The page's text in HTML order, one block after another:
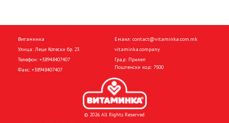
Витаминка
Улица: Леце Котески бр. 23
Телефон: +38948407407
Факс: +38948407407
Емаил: contact@vitaminka.com.mk
vitaminka.company
Град: Прилеп
Поштенски код: 7500
© 2026 All Rights Reserved